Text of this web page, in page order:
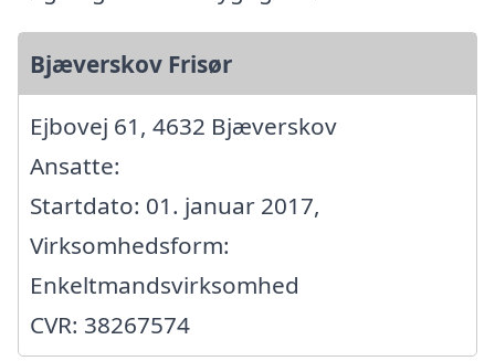
Bjæverskov Frisør
Ejbovej 61, 4632 Bjæverskov
Ansatte:
Startdato: 01. januar 2017,
Virksomhedsform:
Enkeltmandsvirksomhed
CVR: 38267574